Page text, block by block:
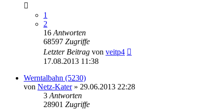
1
2
16 Antworten
68597 Zugriffe
Letzter Beitrag von veitp4
17.08.2013 11:38
Werntalbahn (5230)
von Netz-Kater» 29.06.2013 22:28
3 Antworten
28901 Zugriffe